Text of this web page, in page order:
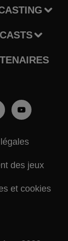
des jeux
et cookies